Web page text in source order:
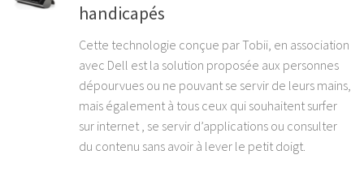
handicapés
Cette technologie conçue par Tobii, en association
avec Dell est la solution proposée aux personnes
dépourvues ou ne pouvant se servir de leurs mains,
mais également à tous ceux qui souhaitent surfer
sur internet , se servir d’applications ou consulter
du contenu sans avoir à lever le petit doigt.